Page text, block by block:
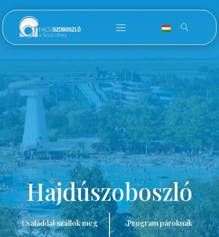
Hajdúszoboszló
Családdal szállok meg Program pároknak